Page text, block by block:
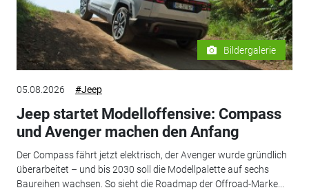
Bildergalerie
05.08.2026 #Jeep
Jeep startet Modelloffensive: Compass
und Avenger machen den Anfang
Der Compass fährt jetzt elektrisch, der Avenger wurde gründlich
überarbeitet – und bis 2030 soll die Modellpalette auf sechs
Baureihen wachsen. So sieht die Roadmap der Offroad-Marke...